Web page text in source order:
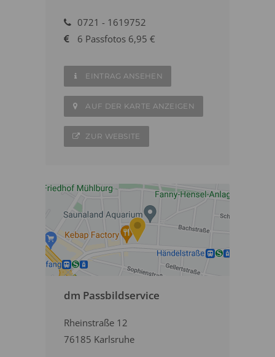
0721 - 1619752
6 Passfotos 6,95 €
EINTRAG ANSEHEN
AUF DER KARTE ANZEIGEN
ZUR WEBSITE
dm Passbildservice
Rheinstraße 12
76185 Karlsruhe